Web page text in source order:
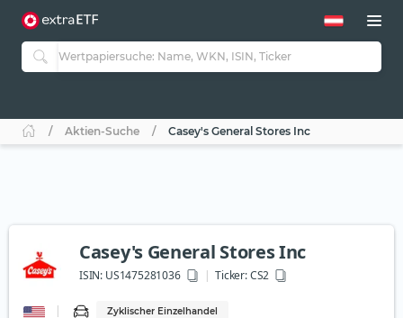
Aktien-Suche Casey's General Stores Inc
Casey's General Stores Inc
ISIN: US1475281036 Ticker:CS2
Zyklischer Einzelhandel